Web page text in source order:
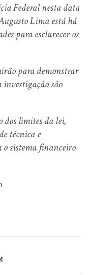
Federal nesta data
Lima está há
para esclarecer os
para demonstrar
investigação são
dos limites da lei,
técnica e
o sistema financeiro